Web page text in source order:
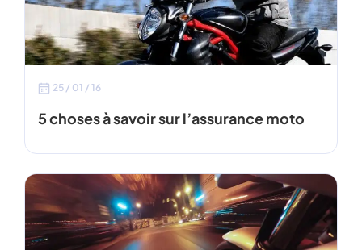
25 / 01 / 16
5 choses à savoir sur l’assurance moto